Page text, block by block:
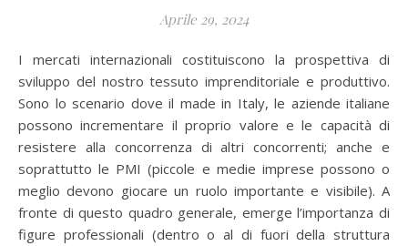
Aprile 29, 2024
I mercati internazionali costituiscono la prospettiva di
sviluppo del nostro tessuto imprenditoriale e produttivo.
Sono lo scenario dove il made in Italy, le aziende italiane
possono incrementare il proprio valore e le capacità di
resistere alla concorrenza di altri concorrenti; anche e
soprattutto le PMI (piccole e medie imprese possono o
meglio devono giocare un ruolo importante e visibile). A
fronte di questo quadro generale, emerge l’importanza di
figure professionali (dentro o al di fuori della struttura